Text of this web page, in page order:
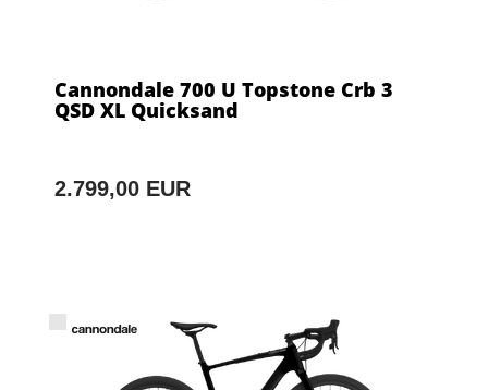
Cannondale 700 U Topstone Crb 3
QSD XL Quicksand
2.799,00 EUR